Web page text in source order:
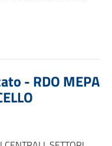
- RDO MEPA